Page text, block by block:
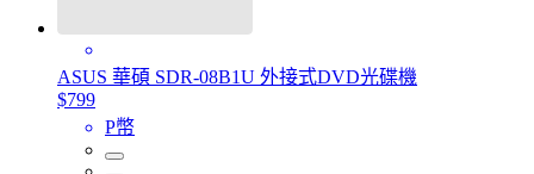
ASUS 華碩 SDR-08B1U 外接式DVD光碟機
$799
P幣